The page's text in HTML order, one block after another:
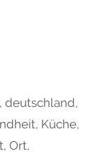
,deutschland,
, Küche,
, Ort,